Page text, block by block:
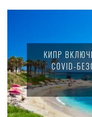
КИПР
COVID-